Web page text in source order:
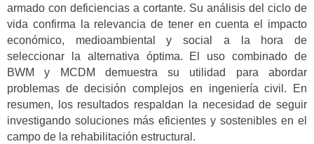
armado con deficiencias a cortante. Su análisis del ciclo de
vida confirma la relevancia de tener en cuenta el impacto
económico, medioambiental y social a la hora de
seleccionar la alternativa óptima. El uso combinado de
BWM y MCDM demuestra su utilidad para abordar
problemas de decisión complejos en ingeniería civil. En
resumen, los resultados respaldan la necesidad de seguir
investigando soluciones más eficientes y sostenibles en el
campo de la rehabilitación estructural.